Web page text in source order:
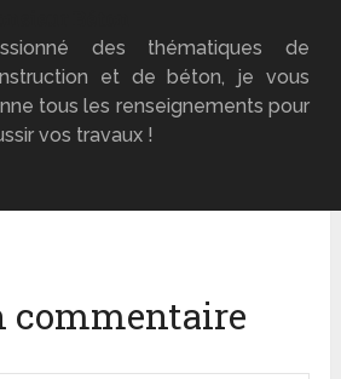
des thématiques de
et de béton, je vous
tous les renseignements pour
vos travaux !
commentaire